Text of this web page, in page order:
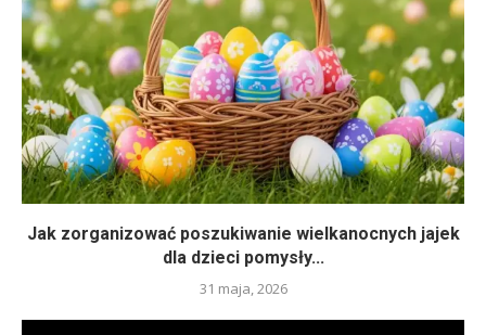
Jak zorganizować poszukiwanie wielkanocnych jajek
dla dzieci pomysły...
31 maja, 2026